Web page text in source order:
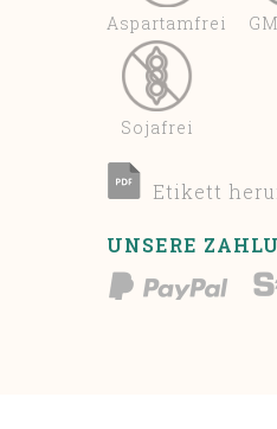
Aspartamfrei
Sojafrei
Etikett
UNSERE